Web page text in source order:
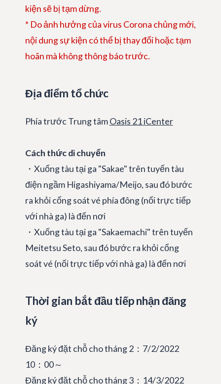
kiện sẽ bị tạm dừng.
* Do ảnh hưởng của virus Corona chủng mới,
nội dung sự kiện có thể bị thay đổi hoặc tạm
hoãn mà không thông báo trước.
Địa điểm tổ chức
Phía trước Trung tâmOasis 21 iCenter
Cách thức di chuyển
・Xuống tàu tại ga "Sakae" trên tuyến tàu
điện ngầm Higashiyama/Meijo, sau đó bước
ra khỏi cổng soát vé phía đông (nối trực tiếp
với nhà ga) là đến nơi
・Xuống tàu tại ga "Sakaemachi" trên tuyến
Meitetsu Seto, sau đó bước ra khỏi cổng
soát vé (nối trực tiếp với nhà ga) là đến nơi
Thời gian bắt đầu tiếp nhận đăng
ký
Đăng ký đặt chỗ cho tháng 2：7/2/2022
10：00～
Đăng ký đặt chỗ cho tháng 3：14/3/2022